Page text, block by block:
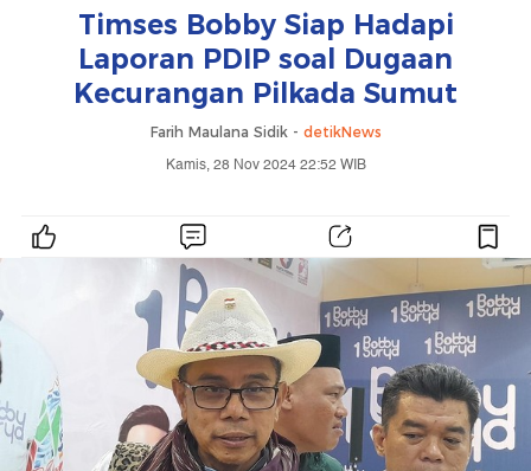
Timses Bobby Siap Hadapi
Laporan PDIP soal Dugaan
Kecurangan Pilkada Sumut
Farih Maulana Sidik - detikNews
Kamis, 28 Nov 2024 22:52 WIB